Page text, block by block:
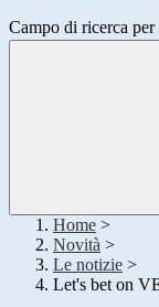
Campo di ricerca
Home >
Novità >
Le notizie >
Let's bet on